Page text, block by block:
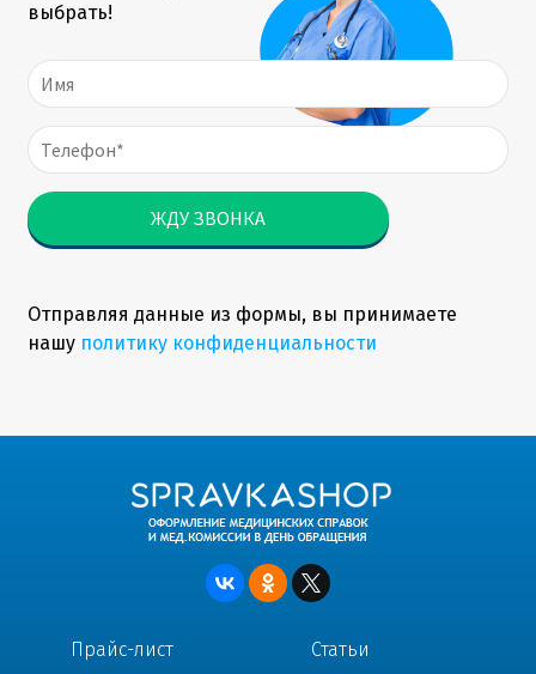
выбрать!
Отправляя данные из формы, вы принимаете
нашу политику конфиденциальности
Прайс-лист Статьи